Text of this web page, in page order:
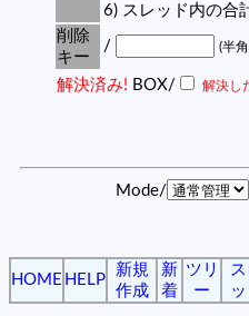
6) スレッド内の合
削除
キー
/ (半
解決済み! BOX/ 解決し
Mode/
HOME HELP
新規
作成
新
着
ツリ
ー